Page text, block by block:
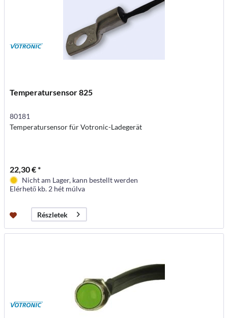
Temperatursensor 825
80181
Temperatursensor für Votronic-Ladegerät
22,30 € *
Nicht am Lager, kann bestellt werden
Elérhető kb. 2 hét múlva
Részletek